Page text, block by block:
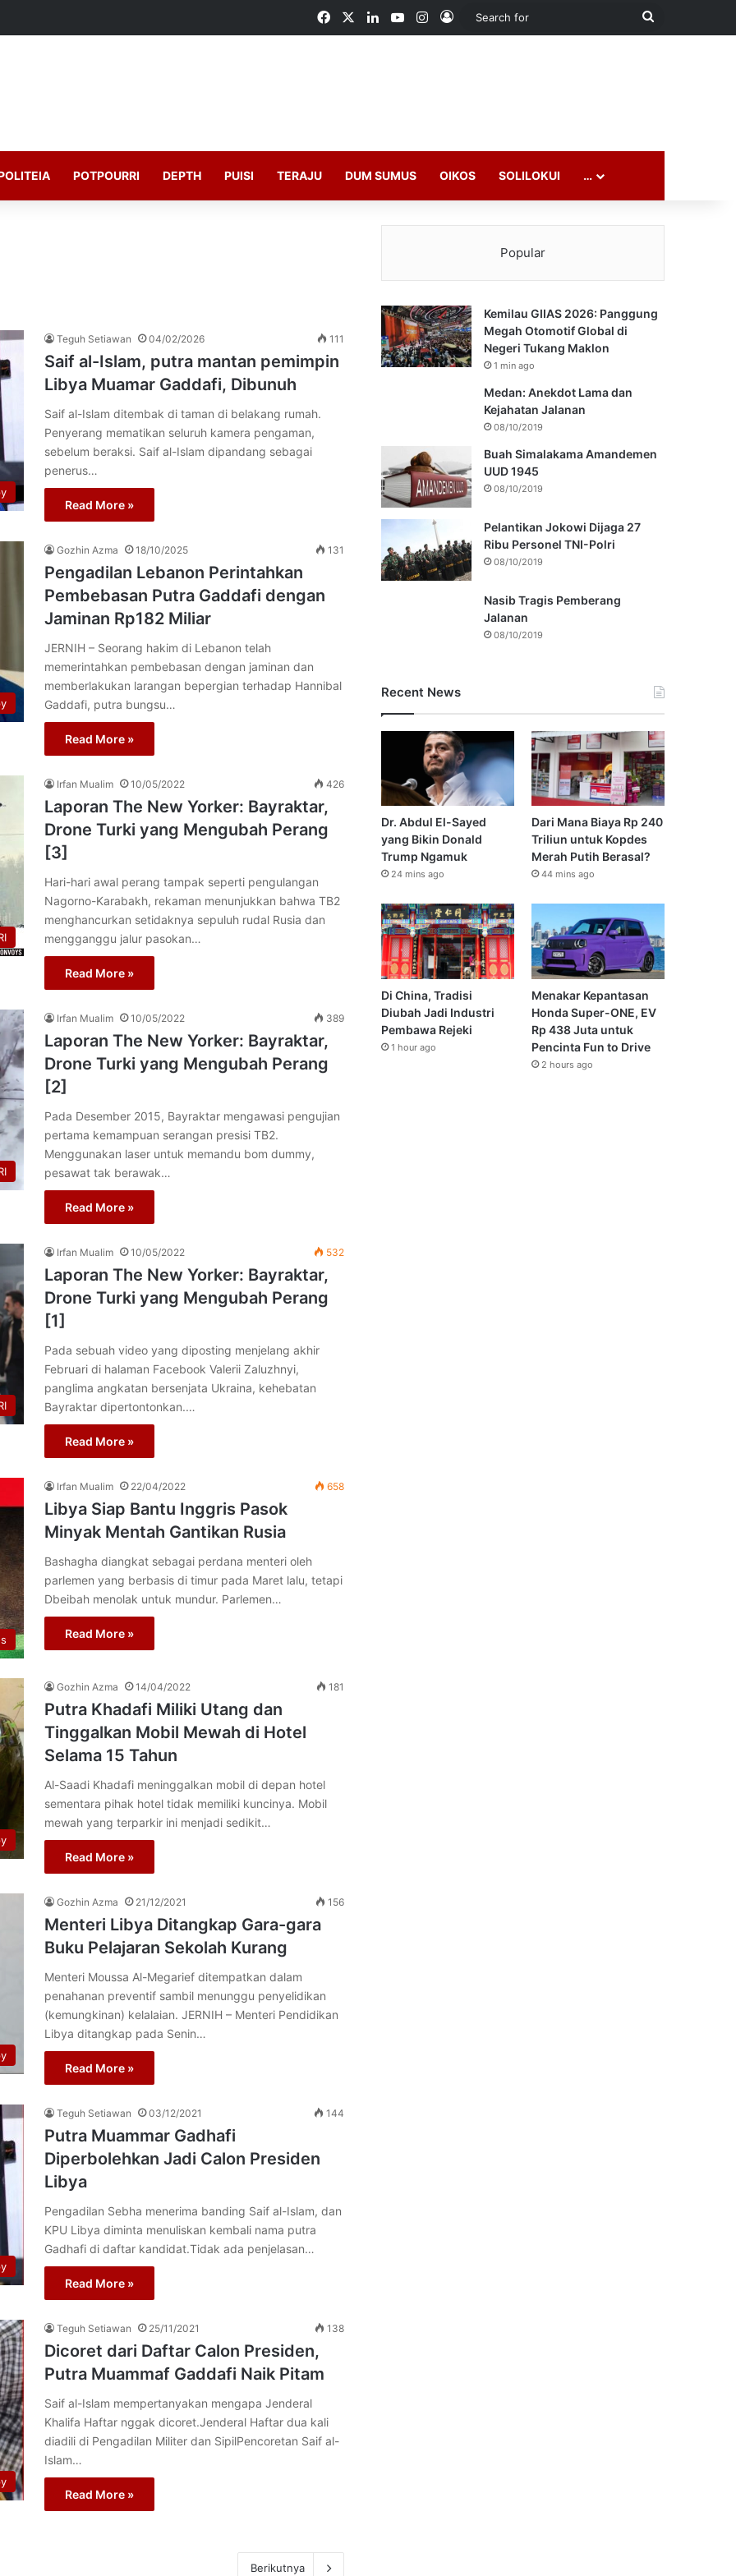
FacebookLinkedInYouTubeInstagram
Log In
Search
POTPOURRI DEPTH PUISI TERAJU DUM SUMUS OIKOS SOLILOKUI …
Teguh Setiawan 04/02/2026 111
Saif al-Islam, putra mantan pemimpin
Libya Muamar Gaddafi, Dibunuh
Saif al-Islam ditembak di taman di belakang rumah.
Penyerang mematikan seluruh kamera pengaman,
sebelum beraksi. Saif al-Islam dipandang sebagai
penerus…
Read More »
Gozhin Azma 18/10/2025 131
Pengadilan Lebanon Perintahkan
Pembebasan Putra Gaddafi dengan
Jaminan Rp182 Miliar
JERNIH – Seorang hakim di Lebanon telah
memerintahkan pembebasan dengan jaminan dan
memberlakukan larangan bepergian terhadap Hannibal
Gaddafi, putra bungsu…
Read More »
Irfan Mualim 10/05/2022 426
Laporan The New Yorker: Bayraktar,
Drone Turki yang Mengubah Perang
[3]
Hari-hari awal perang tampak seperti pengulangan
Nagorno-Karabakh, rekaman menunjukkan bahwa TB2
menghancurkan setidaknya sepuluh rudal Rusia dan
mengganggu jalur pasokan…
Read More »
Irfan Mualim 10/05/2022 389
Laporan The New Yorker: Bayraktar,
Drone Turki yang Mengubah Perang
[2]
Pada Desember 2015, Bayraktar mengawasi pengujian
pertama kemampuan serangan presisi TB2.
Menggunakan laser untuk memandu bom dummy,
pesawat tak berawak…
Read More »
Irfan Mualim 10/05/2022 532
Laporan The New Yorker: Bayraktar,
Drone Turki yang Mengubah Perang
[1]
Pada sebuah video yang diposting menjelang akhir
Februari di halaman Facebook Valerii Zaluzhnyi,
panglima angkatan bersenjata Ukraina, kehebatan
Bayraktar dipertontonkan.…
Read More »
Irfan Mualim 22/04/2022 658
Libya Siap Bantu Inggris Pasok
Minyak Mentah Gantikan Rusia
Bashagha diangkat sebagai perdana menteri oleh
parlemen yang berbasis di timur pada Maret lalu, tetapi
Dbeibah menolak untuk mundur. Parlemen…
Read More »
Gozhin Azma 14/04/2022 181
Putra Khadafi Miliki Utang dan
Tinggalkan Mobil Mewah di Hotel
Selama 15 Tahun
Al-Saadi Khadafi meninggalkan mobil di depan hotel
sementara pihak hotel tidak memiliki kuncinya. Mobil
mewah yang terparkir ini menjadi sedikit…
Read More »
Gozhin Azma 21/12/2021 156
Menteri Libya Ditangkap Gara-gara
Buku Pelajaran Sekolah Kurang
Menteri Moussa Al-Megarief ditempatkan dalam
penahanan preventif sambil menunggu penyelidikan
(kemungkinan) kelalaian. JERNIH – Menteri Pendidikan
Libya ditangkap pada Senin…
Read More »
Teguh Setiawan 03/12/2021 144
Putra Muammar Gadhafi
Diperbolehkan Jadi Calon Presiden
Libya
Pengadilan Sebha menerima banding Saif al-Islam, dan
KPU Libya diminta menuliskan kembali nama putra
Gadhafi di daftar kandidat.Tidak ada penjelasan…
Read More »
Teguh Setiawan 25/11/2021 138
Dicoret dari Daftar Calon Presiden,
Putra Muammaf Gaddafi Naik Pitam
Saif al-Islam mempertanyakan mengapa Jenderal
Khalifa Haftar nggak dicoret.Jenderal Haftar dua kali
diadili di Pengadilan Militer dan SipilPencoretan Saif al-
Islam…
Read More »
Berikutnya
Popular
Kemilau GIIAS 2026: Panggung
Megah Otomotif Global di
Negeri Tukang Maklon
1 min ago
Medan: Anekdot Lama dan
Kejahatan Jalanan
08/10/2019
Buah Simalakama Amandemen
UUD 1945
08/10/2019
Pelantikan Jokowi Dijaga 27
Ribu Personel TNI-Polri
08/10/2019
Nasib Tragis Pemberang
Jalanan
08/10/2019
Recent News
Dr. Abdul El-Sayed
yang Bikin Donald
Trump Ngamuk
24 mins ago
Dari Mana Biaya Rp 240
Triliun untuk Kopdes
Merah Putih Berasal?
44 mins ago
Di China, Tradisi
Diubah Jadi Industri
Pembawa Rejeki
1 hour ago
Menakar Kepantasan
Honda Super-ONE, EV
Rp 438 Juta untuk
Pencinta Fun to Drive
2 hours ago